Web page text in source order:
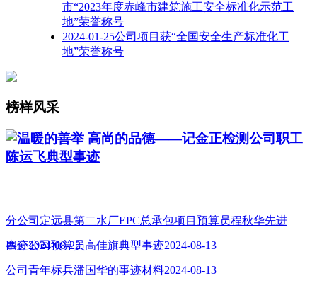
市“2023年度赤峰市建筑施工安全标准化示范工
地”荣誉称号
2024-01-25公司项目获“全国安全生产标准化工
地”荣誉称号
榜样风采
温暖的善举 高尚的品德——记金正检测公司职工
陈运飞典型事迹
分公司定远县第二水厂EPC总承包项目预算员程秋华先进
事迹2024-08-22
四分公司预算员高佳旗典型事迹2024-08-13
公司青年标兵潘国华的事迹材料2024-08-13